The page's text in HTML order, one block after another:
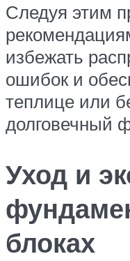
Следуя этим
избежать
ошибок и
теплице или
долговечный
Уход и
блоках